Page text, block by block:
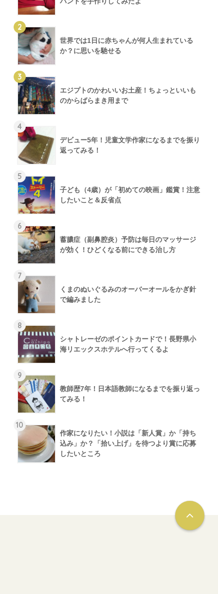
2
世界では1日に赤ちゃんが何人生まれている
か？に思いを馳せる
3
エジプトのかわいいお土産！ちょっといいも
のからばらまき用まで
4
デビュー5年！児童文学作家になるまでを振り
返ってみる！
5
子ども（4歳）が「初めての映画」鑑賞！注意
したいこと＆反省点
6
蓄膿症（副鼻腔炎）予防は毎日のマッサージ
が効く！ひどくなる前にできる治し方
7
くまのぬいぐるみのオーバーオールをかぎ針
で編みました
8
シャトレーゼのポイントカードで！長野県小
海リエックスホテルへ行ってくるよ
9
教師歴7年！日本語教師になるまでを振り返っ
てみる！
10
作家になりたい！小説は「新人賞」か「持ち
込み」か？「拾い上げ」を待つより賞に応募
したいところ